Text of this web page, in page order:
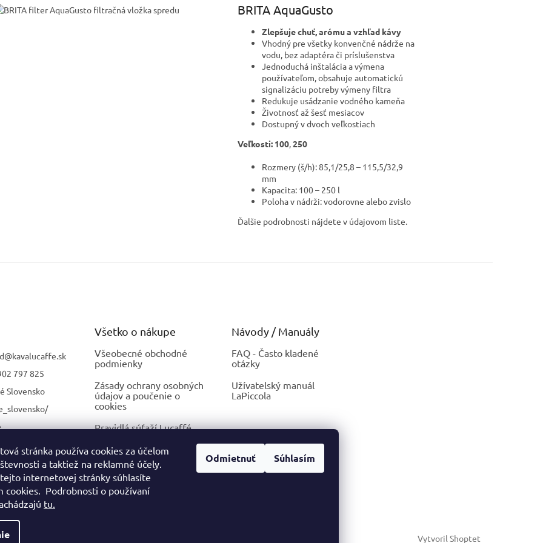
stránka používa cookies za účelom
a taktiež na reklamné účely.
internetovej stránky súhlasíte
cookies. Podrobnosti o používaní
tu.
Odmietnuť Súhlasím
BRITA AquaGusto
Zlepšuje chuť, arómu a vzhľad kávy
Vhodný pre všetky konvenčné nádrže na
vodu, bez adaptéra či príslušenstva
Jednoduchá inštalácia a výmena
používateľom, obsahuje automatickú
signalizáciu potreby výmeny filtra
Redukuje usádzanie vodného kameňa
Životnosť až šesť mesiacov
Dostupný v dvoch veľkostiach
Veľkosti: 100,250
Rozmery (š/h): 85,1/25,8 – 115,5/32,9
mm
Kapacita: 100 – 250 l
Poloha v nádrži: vodorovne alebo zvislo
Ďalšie podrobnosti nájdete v údajovom liste.
@kavalucaffe.sk
797 825
Slovensko
Všetko o nákupe
Všeobecné obchodné
podmienky
Zásady ochrany osobných
údajov a poučenie o
cookies
Pravidlá súťaží Lucaffé
Reklamačný poriadok
Vzorový formulár na
odstúpenie od zmluvy
Návody / Manuály
FAQ - Často kladené
otázky
Užívatelský manuál
LaPiccola
Vytvoril Shoptet